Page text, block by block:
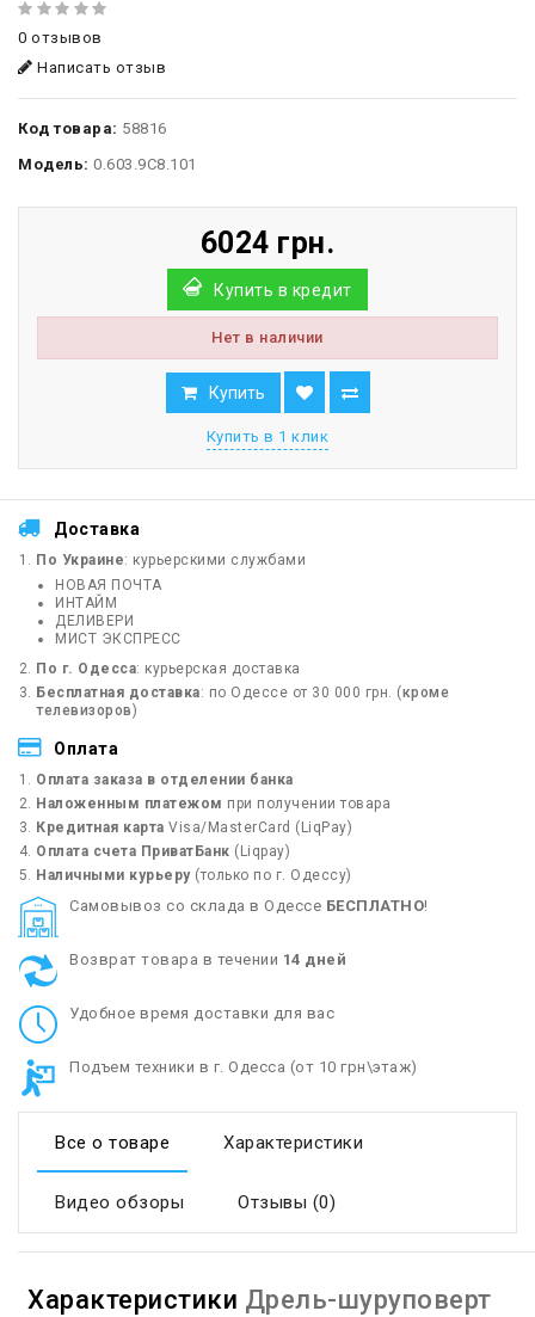
0 отзывов
Написать отзыв
Код товара: 58816
Модель: 0.603.9C8.101
6024 грн.
Купить в кредит
Нет в наличии
Купить
Купить в 1 клик
Доставка
По Украине: курьерскими службами
НОВАЯ ПОЧТА
ИНТАЙМ
ДЕЛИВЕРИ
МИСТ ЭКСПРЕСС
По г. Одесса: курьерская доставка
Бесплатная доставка: по Одессе от 30 000 грн. (кроме
телевизоров)
Оплата
Оплата заказа в отделении банка
Наложенным платежом при получении товара
Кредитная карта Visa/MasterCard (LiqPay)
Оплата счета ПриватБанк (Liqpay)
Наличными курьеру(только по г. Одессу)
Cамовывоз со склада в Одессе БЕСПЛАТНО!
Возврат товара в течении 14 дней
Удобное время доставки для вас
Подъем техники в г. Одесса (от 10 грн\этаж)
Все о товаре Характеристики
Видео обзоры Отзывы (0)
Характеристики Дрель-шуруповерт